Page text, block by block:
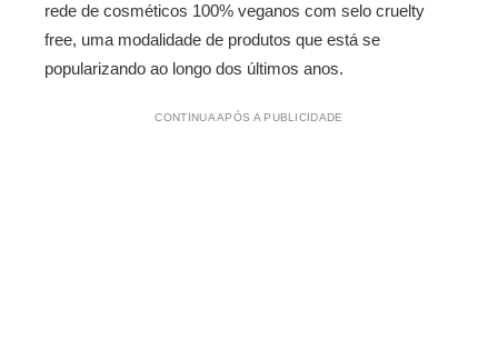
rede de cosméticos 100% veganos com selo cruelty
free, uma modalidade de produtos que está se
popularizando ao longo dos últimos anos.
CONTINUA APÓS A PUBLICIDADE